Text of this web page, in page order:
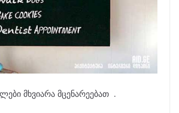
მხვიარა მცენარეებათ .